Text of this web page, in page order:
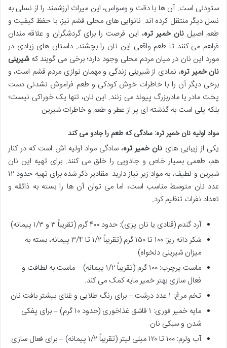
ستودنی است. آن ها با دقت و وسواس، این میراث ارزشمند را از نسلی به
نسل دیگر منتقل کرده اند. نانوایی های محلی قشم نیز، با حفظ کیفیت و
طعم اصیلنان خمیر تره، این فرصت را برای گردشگران و علاقه مندان
فراهم می کنند تا طعم واقعی این نان را بچشند. داستان های زیادی در
مورد این نان در میان مردم محلی وجود دارد؛ برخی می گویند کهشیرینی
نان خمیر تره، نمادی از شیرینی زندگی و مهمان نوازی مردم قشم است، و
برخی دیگر آن را با خاطرات خوش کودکی و طعم فراموش نشدنی دست
پخت مادر یا مادربزرگ پیوند می زنند. این نان، تنها یک خوراکی نیست؛
بلکه پلی است به گذشته ای پر از عطر و طعم و خاطرات شیرین.
مواد اولیه نان خمیر تره: سادگی که طعم را جادو می کند
یکی از زیبایی های نان خمیر تره، سادگی مواد اولیه اش است که در کنار
هم، طعمی بسیار خاص و جادویی را خلق می کنند. برای تهیه این نان
شیرین و لطیف، به مواد زیر نیاز دارید. مقادیر ذکر شده برای تهیه حدود ۱۲
عدد نان متوسط مناسب است، اما می توان آن ها را بسته به ذائقه و
تعداد نفرات تنظیم کرد.
آرد گندم (قنادی یا نان پزی): حدود ۴۰۰ گرم (تقریباً ۳ و ۱/۳ پیمانه)
شکر دانه ریز: ۱۰۰ تا ۱۵۰ گرم (تقریباً ۱/۲ تا ۳/۴ پیمانه، بسته به
میزان شیرینی دلخواه)
ماست پرچرب: ۱۰۰ گرم (تقریباً ۱/۲ پیمانه) – ماست به لطافت و
فعال سازی بهتر خمیر مایه کمک می کند.
تخم مرغ: ۱ عدد درشت – برای رنگ طلایی و غنای بیشتر بافت نان.
مایه خمیر فوری: ۱ قاشق غذاخوری (حدود ۱۰ گرم) – برای پفکی
شدن و سبکی نان.
آب ولرم: ۱۰۰ تا ۱۲۰ میلی لیتر (تقریباً ۱/۲ پیمانه) – برای فعال سازی